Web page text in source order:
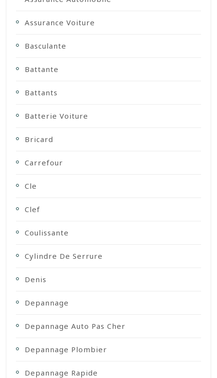
Assurance Voiture
Basculante
Battante
Battants
Batterie Voiture
Bricard
Carrefour
Cle
Clef
Coulissante
Cylindre De Serrure
Denis
Depannage
Depannage Auto Pas Cher
Depannage Plombier
Depannage Rapide